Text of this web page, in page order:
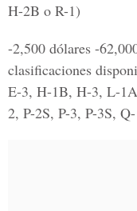
H-2B o R-1)
-2,500 dólares -
clasificaciones
E-3, H-1B, H-3, L-
2, P-2S, P-3, P-3S,